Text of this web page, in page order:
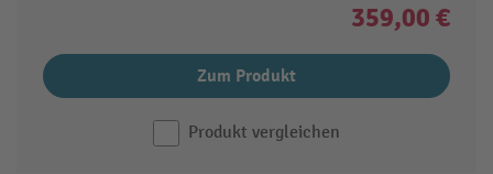
359,00 €
Zum Produkt
Produkt vergleichen